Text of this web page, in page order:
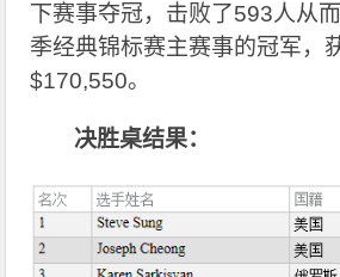
下赛事夺冠，击败了593人从
季经典锦标赛主赛事的冠军，
$170,550。
决胜桌结果：